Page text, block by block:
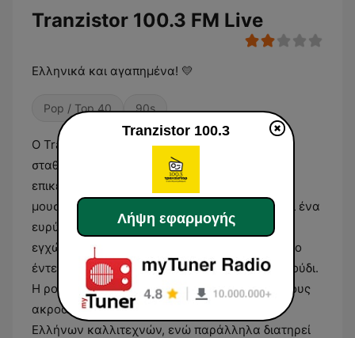
Tranzistor 100.3 FM Live
Ελληνικά και αγαπημένα! 💛
Pop / Top 40 90s
Ο Tranzistor 100.3 είναι ένας ραδιοφωνικός
σταθμός με έδρα τις Σέρρες, ο οποίος
επικεντρώνεται αποκλειστικά στην ελληνική
μουσική. Το πρόγραμμα του σταθμού καλύπτει ένα
ευρύ φάσμα ακουσμάτων από τη σύγχρονη
εγχώρια σκηνή, περιλαμβάνοντας είδη όπως το
έντεχνο, την ποπ και το σύγχρονο λαϊκό τραγούδι.
Η ροή είναι σχεδιασμένη για να προσφέρει στους
ακροατές τις τελευταίες κυκλοφορίες των
Ελλήνων καλλιτεχνών, ενώ παράλληλα διατηρεί
Tranzistor 100.3
Λήψη εφαρμογής